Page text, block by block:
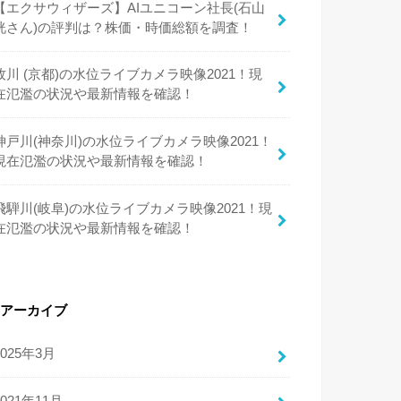
エクサウィザーズ】AIユニコーン社長(石山
さん)の評判は？株価・時価総額を調査！
川 (京都)の水位ライブカメラ映像2021！現
氾濫の状況や最新情報を確認！
戸川(神奈川)の水位ライブカメラ映像2021！
在氾濫の状況や最新情報を確認！
騨川(岐阜)の水位ライブカメラ映像2021！現
氾濫の状況や最新情報を確認！
アーカイブ
年3月